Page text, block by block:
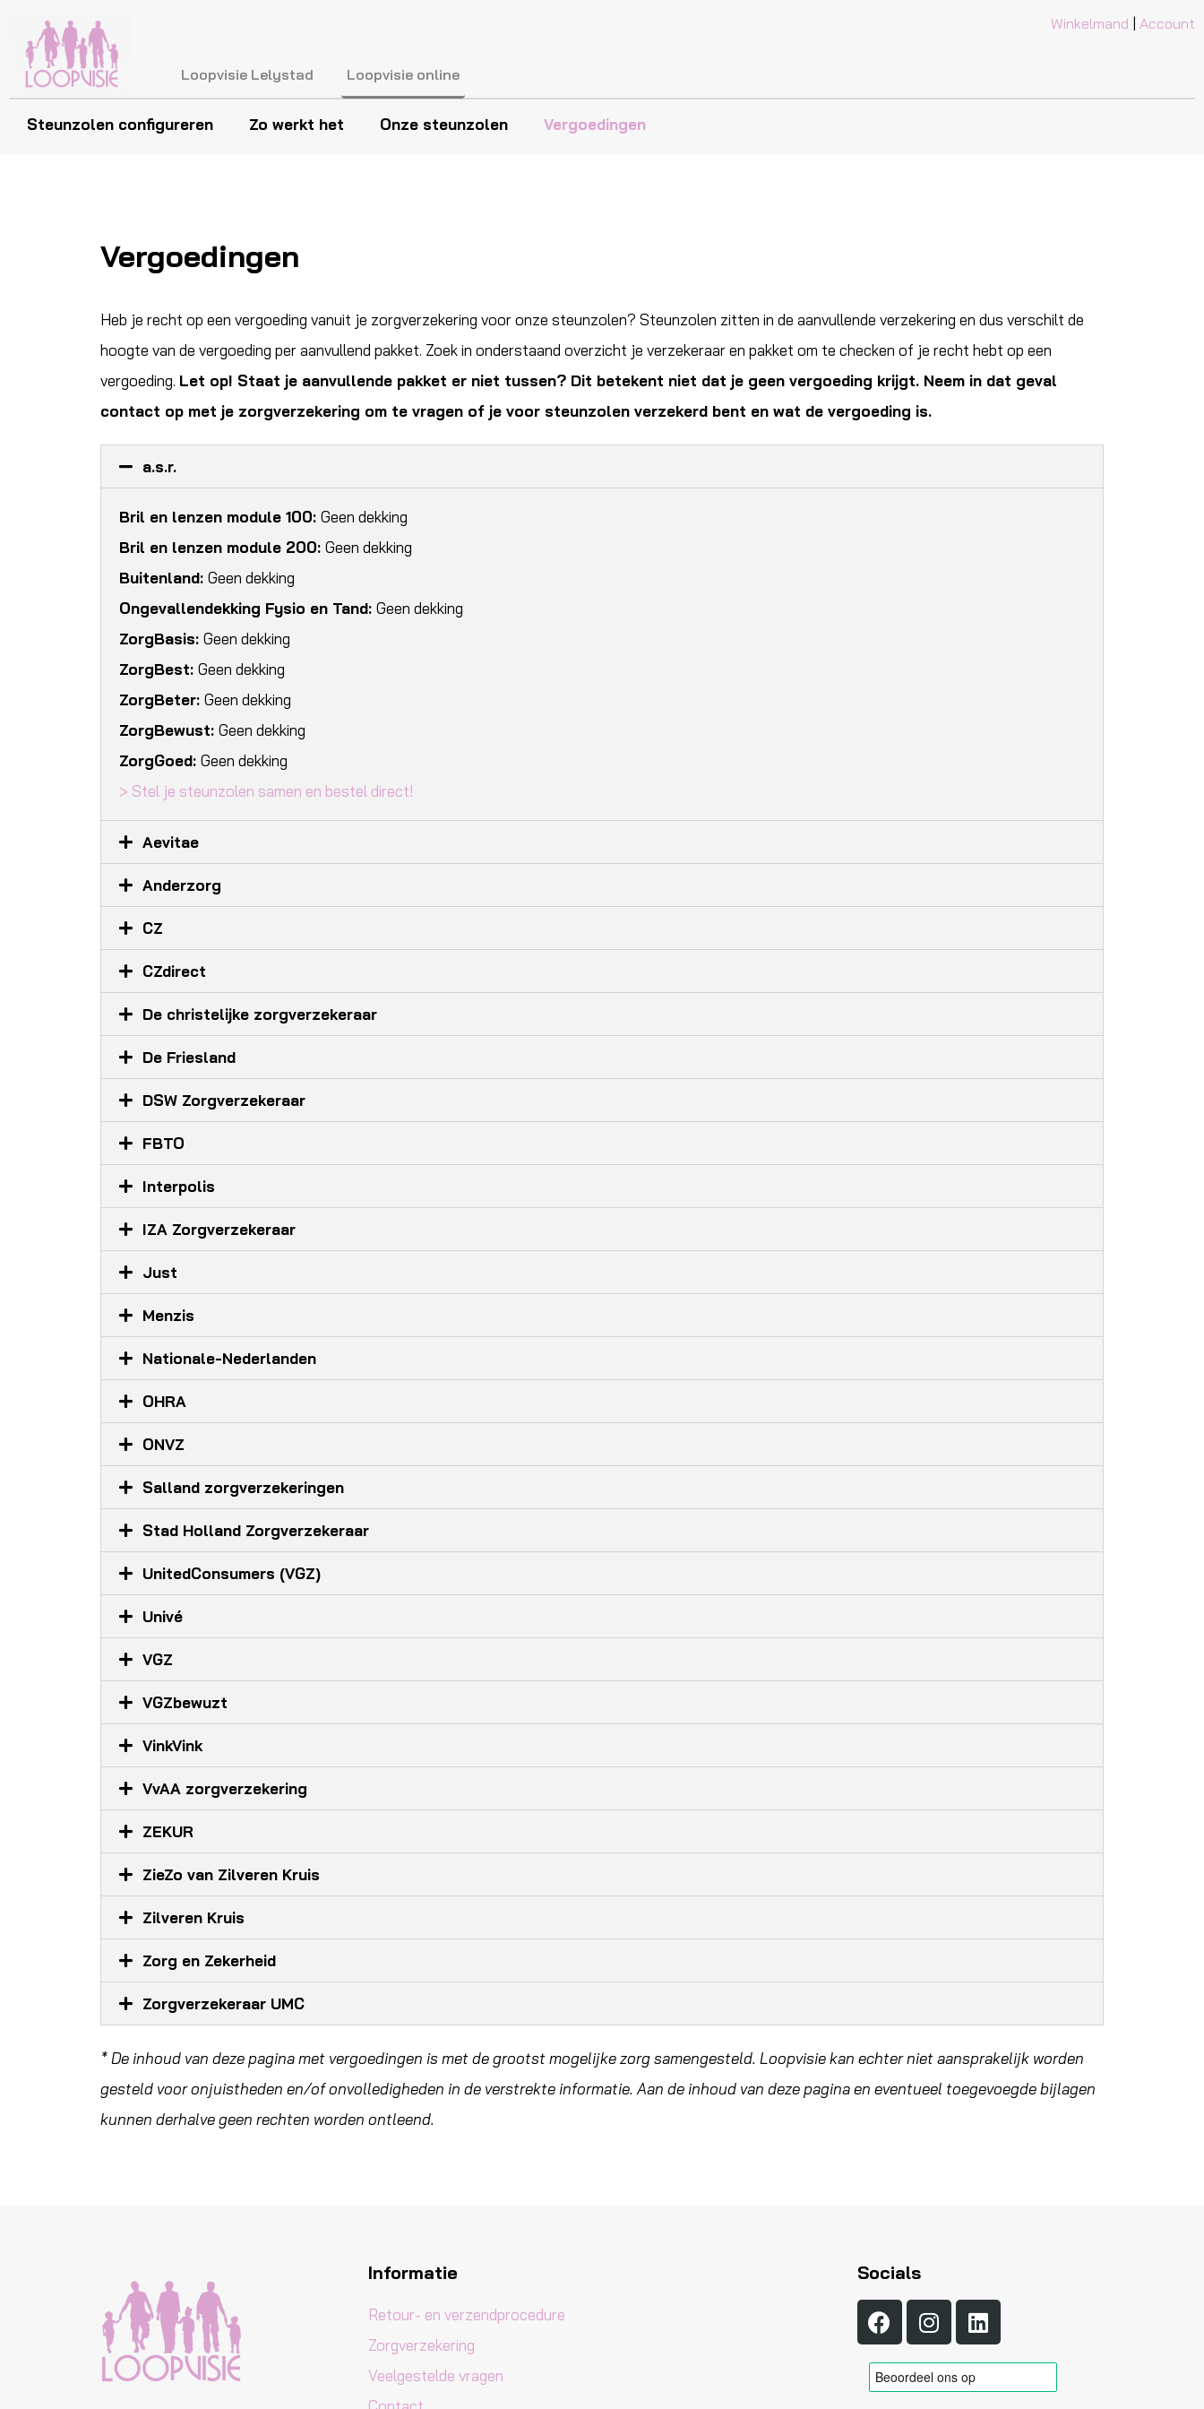
Winkelmand Account
Loopvisie Lelystad Loopvisie online
Steunzolen configureren Zo werkt het Onze steunzolen Vergoedingen
Vergoedingen
Heb je recht op een vergoeding vanuit je zorgverzekering voor onze steunzolen? Steunzolen zitten in de aanvullende verzekering en dus verschilt de
hoogte van de vergoeding per aanvullend pakket. Zoek in onderstaand overzicht je verzekeraar en pakket om te checken of je recht hebt op een
vergoeding. Let op! Staat je aanvullende pakket er niet tussen? Dit betekent niet dat je geen vergoeding krijgt. Neem in dat geval
contact op met je zorgverzekering om te vragen of je voor steunzolen verzekerd bent en wat de vergoeding is.
a.s.r.
Bril en lenzen module 100: Geen dekking
Bril en lenzen module 200: Geen dekking
Buitenland: Geen dekking
Ongevallendekking Fysio en Tand: Geen dekking
ZorgBasis: Geen dekking
ZorgBest: Geen dekking
ZorgBeter: Geen dekking
ZorgBewust: Geen dekking
ZorgGoed: Geen dekking
> Stel je steunzolen samen en bestel direct!
Aevitae
Anderzorg
CZ
CZdirect
De christelijke zorgverzekeraar
De Friesland
DSW Zorgverzekeraar
FBTO
Interpolis
IZA Zorgverzekeraar
Just
Menzis
Nationale-Nederlanden
OHRA
ONVZ
Salland zorgverzekeringen
Stad Holland Zorgverzekeraar
UnitedConsumers (VGZ)
Univé
VGZ
VGZbewuzt
VinkVink
VvAA zorgverzekering
ZEKUR
ZieZo van Zilveren Kruis
Zilveren Kruis
Zorg en Zekerheid
Zorgverzekeraar UMC
* De inhoud van deze pagina met vergoedingen is met de grootst mogelijke zorg samengesteld. Loopvisie kan echter niet aansprakelijk worden
gesteld voor onjuistheden en/of onvolledigheden in de verstrekte informatie. Aan de inhoud van deze pagina en eventueel toegevoegde bijlagen
kunnen derhalve geen rechten worden ontleend.
Informatie
Retour- en verzendprocedure
Zorgverzekering
Veelgestelde vragen
Socials